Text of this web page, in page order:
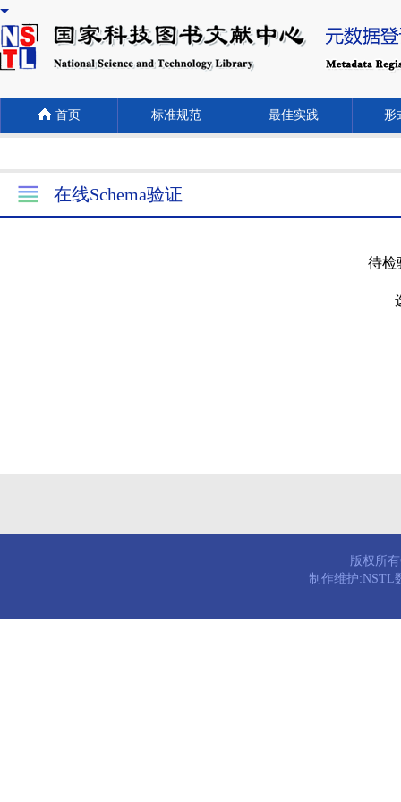
首页 标准规范 最佳实践 形
在线Schema验证
待检
版权所
制作维护:NSTL